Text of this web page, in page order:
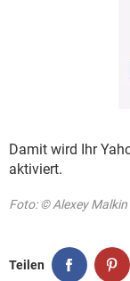
Damit wird Ihr
aktiviert.
Foto: © Alexey Malkin
Teilen